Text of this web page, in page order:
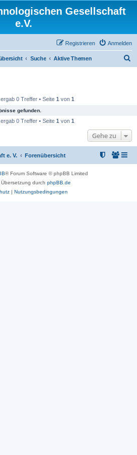
Gesellschaft
e.V.
Anmelden
Registrieren
Suche Aktive Themen
0 Treffer • Seite 1 von 1
gefunden.
0 Treffer • Seite 1 von 1
Gehe zu
e. V. Forenübersicht
® Forum Software © phpBB Limited
durch phpBB.de
| Nutzungsbedingungen